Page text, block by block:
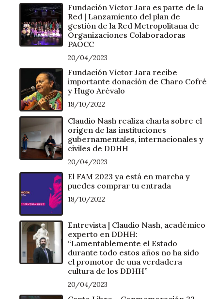
Fundación Víctor Jara es parte de la
Red | Lanzamiento del plan de
gestión de la Red Metropolitana de
Organizaciones Colaboradoras
PAOCC
20/04/2023
Fundación Víctor Jara recibe
importante donación de Charo Cofré
y Hugo Arévalo
18/10/2022
Claudio Nash realiza charla sobre el
origen de las instituciones
gubernamentales, internacionales y
civiles de DDHH
20/04/2023
El FAM 2023 ya está en marcha y
puedes comprar tu entrada
18/10/2022
Entrevista | Claudio Nash, académico
experto en DDHH:
“Lamentablemente el Estado
durante todo estos años no ha sido
el promotor de una verdadera
cultura de los DDHH”
20/04/2023